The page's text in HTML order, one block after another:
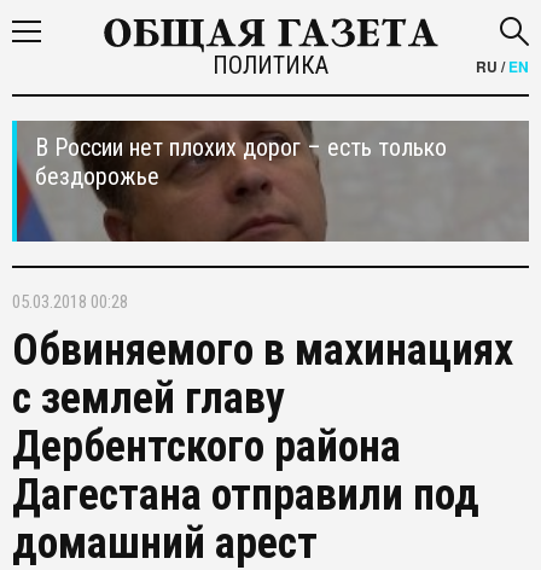
ПОЛИТИКА RU /EN
В России нет плохих дорог – есть только
бездорожье
05.03.2018 00:28
Обвиняемого в махинациях
с землей главу
Дербентского района
Дагестана отправили под
домашний арест